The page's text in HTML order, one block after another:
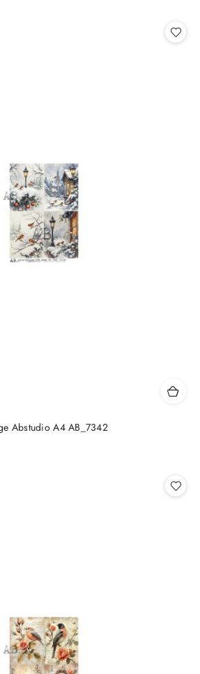
Abstudio A4 AB_7342